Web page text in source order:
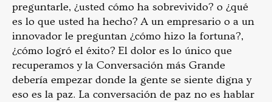
preguntarle, ¿usted cómo ha sobrevivido? o ¿qué
es lo que usted ha hecho? A un empresario o a un
innovador le preguntan ¿cómo hizo la fortuna?,
¿cómo logró el éxito? El dolor es lo único que
recuperamos y la Conversación más Grande
debería empezar donde la gente se siente digna y
eso es la paz. La conversación de paz no es hablar